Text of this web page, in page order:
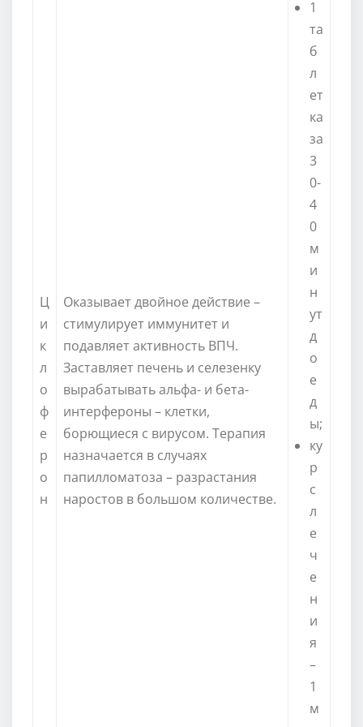
Ц
и
к
л
о
ф
е
р
о
н
Оказывает двойное действие –
стимулирует иммунитет и
подавляет активность ВПЧ.
Заставляет печень и селезенку
вырабатывать альфа- и бета-
интерфероны – клетки,
борющиеся с вирусом. Терапия
назначается в случаях
папилломатоза – разрастания
наростов в большом количестве.
1
та
б
л
ет
ка
за
3
0-
4
0
м
и
н
ут
д
о
е
д
ы;
ку
р
с
л
е
ч
е
н
и
я
–
1
м